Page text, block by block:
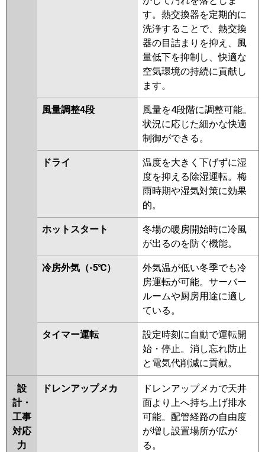
RCB-GP280RSHW RCB-
AP280SHW9-kobe RCB-
AP280SHW9 RCB-AP280SHW8-
RCB-AP280SHW8
FDRV2805HD5SA-ca
FDRV2805HD5SA-sil
FDRVP2804HD5SA-ca
FDRVP2804HD5SA-sil
FDRVP2804HD5S-ca
FDRVP2804HD5S-sil
FDRVP2804HD5S-silent
FDRVP2804HD5S-canvas
PA-P280F7HVB PA-P280F7HVNB
PA-P280F7HV
PA-P280F6HVB PA-P280F6HVNB
PA-P280F6HV PA-P280F6HVN
す。熱交換器を定期的に
洗浄することで、熱交換
器の目詰まりを抑え、風
量低下を抑制し、快適な
空気環境の持続に貢献し
ます。
風量調整4段
風量を4段階に調整可能。
状況に応じた細かな快適
制御ができる。
ドライ
温度を大きく下げずに湿
度を抑える除湿運転。梅
雨時期や湿気対策に効果
的。
ホットスタート
冬場の暖房開始時に冷風
が出るのを防ぐ機能。
冷房外気（-5℃）
外気温が低い冬季でも冷
房運転が可能。サーバー
ルームや厨房用途に適し
ている。
タイマー運転
設定時刻に自動で運転開
始・停止。消し忘れ防止
と電気代削減に貢献。
設
計・
工事
対応
力
ドレンアップメカ
ドレンアップメカで天井
面より上へ持ち上げ排水
可能。配管経路の自由度
が増し設置場所が広が
る。